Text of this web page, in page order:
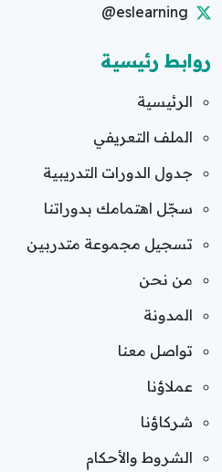
@eslearning
روابط رئيسية
الرئيسية
الملف التعريفي
جدول الدورات التدريبية
سجّل اهتمامك بدوراتنا
تسجيل مجموعة متدربين
من نحن
المدونة
تواصل معنا
عملاؤنا
شركاؤنا
الشروط والأحكام